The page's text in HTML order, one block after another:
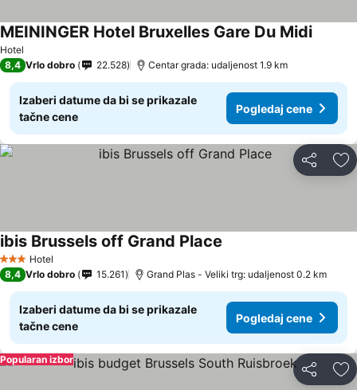
Hotel
MEININGER Hotel Bruxelles Gare Du Midi
8,4 Vrlo dobro 22.528 Centar grada: udaljenost 1.9 km
Izaberi datume da bi se prikazale
tačne cene
Pogledaj cene
Deli
3 Zvezdice
Hotel
ibis Brussels off Grand Place
8,4 Vrlo dobro 15.261 Grand Plas - Veliki trg: udaljenost 0.2 km
Izaberi datume da bi se prikazale
tačne cene
Pogledaj cene
Deli
Popularan izbor